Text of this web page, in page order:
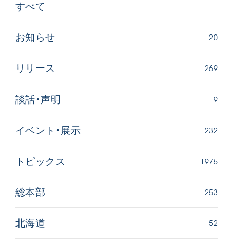
すべて
お知らせ 20
リリース 269
談話・声明 9
イベント・展示 232
トピックス 1975
総本部 253
北海道 52